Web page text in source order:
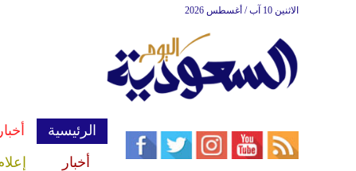
الاثنين 10 آب / أغسطس 2026
الرئيسية
أخبار